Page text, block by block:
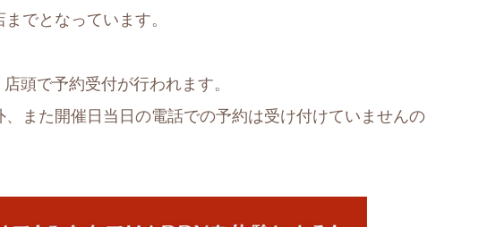
でとなっています。
頭で予約受付が行われます。
また開催日当日の電話での予約は受け付けていませんの